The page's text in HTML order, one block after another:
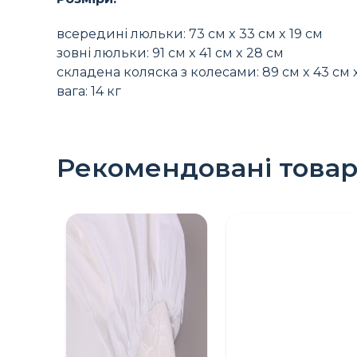
всередині люльки: 73 см x 33 см x 19 см
зовні люльки: 91 см x 41 см x 28 см
складена коляска з колесами: 89 см x 43 см
вага: 14 кг
Рекомендовані